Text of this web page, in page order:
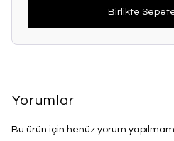
Birlikte
Yorumlar
Bu ürün için henüz yorum